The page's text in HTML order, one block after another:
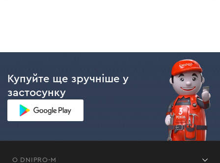
Купуйте ще зручніше у
застосунку
О DNIPRO-M